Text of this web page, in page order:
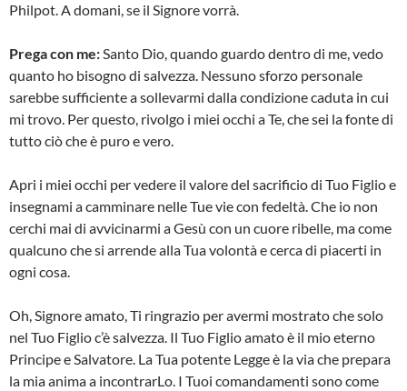
Philpot. A domani, se il Signore vorrà.
Prega con me:Santo Dio, quando guardo dentro di me, vedo
quanto ho bisogno di salvezza. Nessuno sforzo personale
sarebbe sufficiente a sollevarmi dalla condizione caduta in cui
mi trovo. Per questo, rivolgo i miei occhi a Te, che sei la fonte di
tutto ciò che è puro e vero.
Apri i miei occhi per vedere il valore del sacrificio di Tuo Figlio e
insegnami a camminare nelle Tue vie con fedeltà. Che io non
cerchi mai di avvicinarmi a Gesù con un cuore ribelle, ma come
qualcuno che si arrende alla Tua volontà e cerca di piacerti in
ogni cosa.
Oh, Signore amato, Ti ringrazio per avermi mostrato che solo
nel Tuo Figlio c’è salvezza. Il Tuo Figlio amato è il mio eterno
Principe e Salvatore. La Tua potente Legge è la via che prepara
la mia anima a incontrarLo. I Tuoi comandamenti sono come